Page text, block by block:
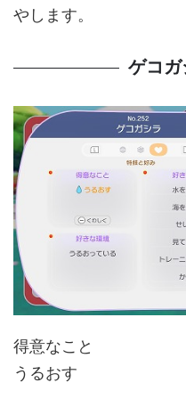
やします。
ゲコガ
得意なこと
うるおす